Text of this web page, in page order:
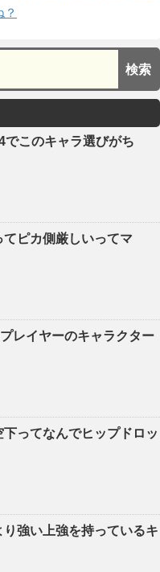
でこのキャラ選びがち
てピカ側厳しいってマ
レイヤーのキャラクター
下ってなんでヒップドロッ
り強い上強を持っているキ